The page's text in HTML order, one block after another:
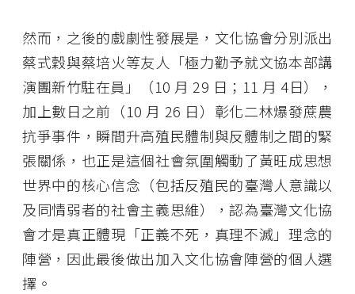
然而，之後的戲劇性發展是，文化協會分別派出
蔡式穀與蔡培火等友人「極力勸予就文協本部講
演團新竹駐在員」（10 月 29 日；11 月 4日），
加上數日之前（10 月 26 日）彰化二林爆發蔗農
抗爭事件，瞬間升高殖民體制與反體制之間的緊
張關係，也正是這個社會氛圍觸動了黃旺成思想
世界中的核心信念（包括反殖民的臺灣人意識以
及同情弱者的社會主義思維），認為臺灣文化協
會才是真正體現「正義不死，真理不滅」理念的
陣營，因此最後做出加入文化協會陣營的個人選
擇。